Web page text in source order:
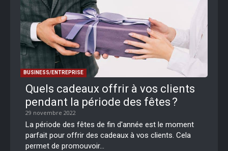
BUSINESS/ENTREPRISE
Quels cadeaux offrir à vos clients
pendant la période des fêtes ?
29 novembre 2022
La période des fêtes de fin d'année est le moment
parfait pour offrir des cadeaux à vos clients. Cela
permet de promouvoir...